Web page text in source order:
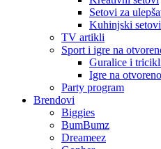
Setovi za
Kuhinjski setovi
TV artikli
Sport i igre na
Guralice i
Igre na
Party program
Brendovi
Biggies
BumBumz
Dreameez